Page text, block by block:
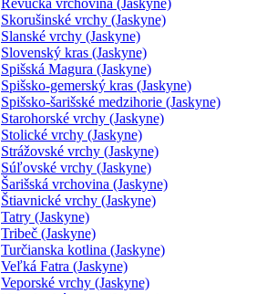
Skorušinské vrchy (Jaskyne)
Slanské vrchy (Jaskyne)
Slovenský kras (Jaskyne)
Spišská Magura (Jaskyne)
Spišsko-gemerský kras (Jaskyne)
Spišsko-šarišské medzihorie (Jaskyne)
Starohorské vrchy (Jaskyne)
Stolické vrchy (Jaskyne)
Strážovské vrchy (Jaskyne)
Súľovské vrchy (Jaskyne)
Šarišská vrchovina (Jaskyne)
Štiavnické vrchy (Jaskyne)
Tatry (Jaskyne)
Tribeč (Jaskyne)
Turčianska kotlina (Jaskyne)
Veľká Fatra (Jaskyne)
Veporské vrchy (Jaskyne)